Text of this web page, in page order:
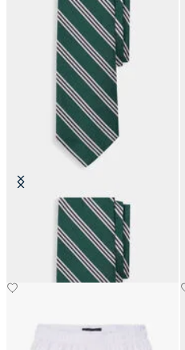
Regimentalkrawatte aus Seide
CHF 87.50